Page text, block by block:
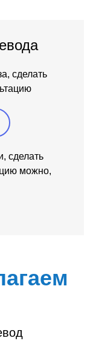
сделать
сделать
можно,